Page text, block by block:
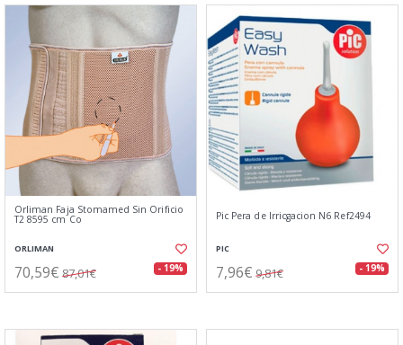
Orliman Faja Stomamed Sin Orificio
T2 8595 cm Co
ORLIMAN
70,59€ 87,01€ - 19%
Pic Pera de Irricgacion N6 Ref2494
PIC
7,96€ 9,81€ - 19%